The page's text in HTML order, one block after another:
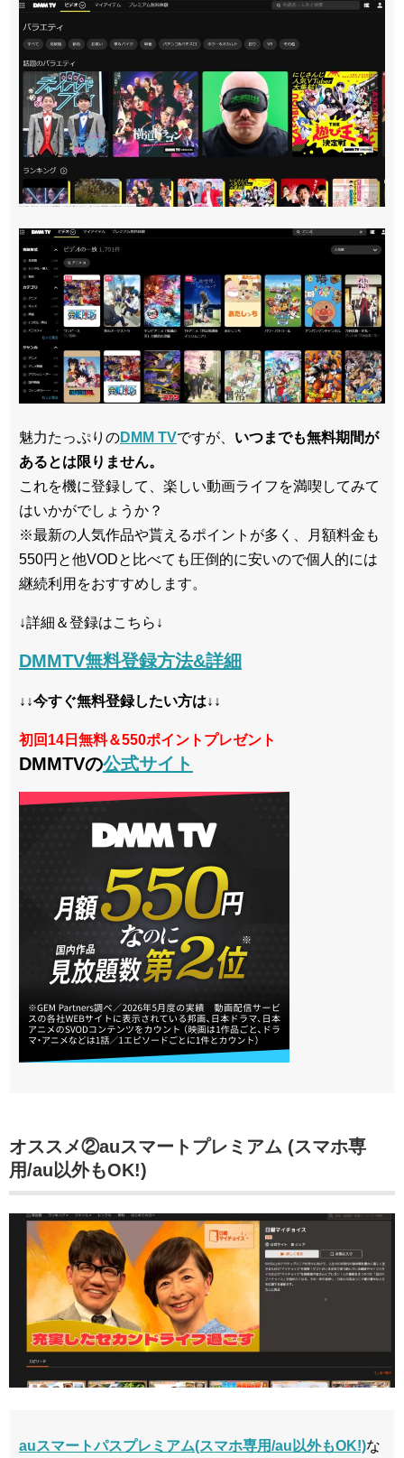
魅力たっぷりのDMM TVですが、 いつまでも無料期間が
あるとは限りません。
これを機に登録して、楽しい動画ライフを満喫してみて
はいかがでしょうか？
※最新の人気作品や貰えるポイントが多く、月額料金も
550円と他VODと比べても圧倒的に安いので個人的には
継続利用をおすすめします。
↓詳細＆登録はこちら↓
DMMTV無料登録方法&詳細
↓↓今すぐ無料登録したい方は↓↓
初回14日無料＆550ポイントプレゼント
DMMTVの公式サイト
オススメ②auスマートプレミアム (スマホ専
用/au以外もOK!)
auスマートパスプレミアム(スマホ専用/au以外もOK!)な